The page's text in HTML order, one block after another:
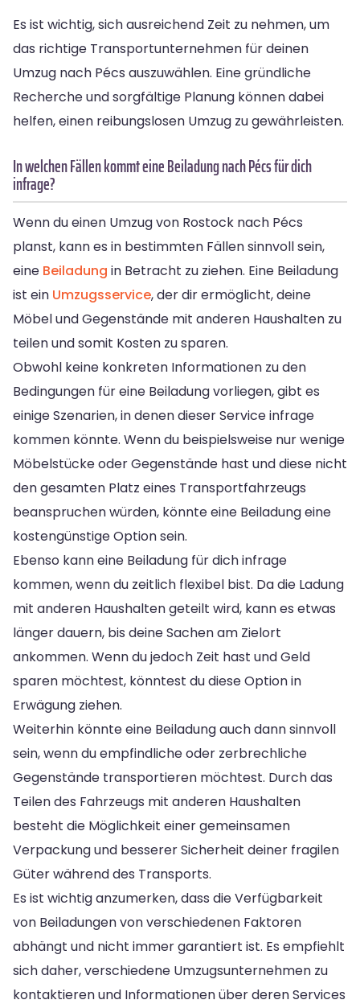
Es ist wichtig, sich ausreichend Zeit zu nehmen, um
das richtige Transportunternehmen für deinen
Umzug nach Pécs auszuwählen. Eine gründliche
Recherche und sorgfältige Planung können dabei
helfen, einen reibungslosen Umzug zu gewährleisten.
In welchen Fällen kommt eine Beiladung nach Pécs für dich
infrage?
Wenn du einen Umzug von Rostock nach Pécs
planst, kann es in bestimmten Fällen sinnvoll sein,
eine Beiladung in Betracht zu ziehen. Eine Beiladung
ist ein Umzugsservice, der dir ermöglicht, deine
Möbel und Gegenstände mit anderen Haushalten zu
teilen und somit Kosten zu sparen.
Obwohl keine konkreten Informationen zu den
Bedingungen für eine Beiladung vorliegen, gibt es
einige Szenarien, in denen dieser Service infrage
kommen könnte. Wenn du beispielsweise nur wenige
Möbelstücke oder Gegenstände hast und diese nicht
den gesamten Platz eines Transportfahrzeugs
beanspruchen würden, könnte eine Beiladung eine
kostengünstige Option sein.
Ebenso kann eine Beiladung für dich infrage
kommen, wenn du zeitlich flexibel bist. Da die Ladung
mit anderen Haushalten geteilt wird, kann es etwas
länger dauern, bis deine Sachen am Zielort
ankommen. Wenn du jedoch Zeit hast und Geld
sparen möchtest, könntest du diese Option in
Erwägung ziehen.
Weiterhin könnte eine Beiladung auch dann sinnvoll
sein, wenn du empfindliche oder zerbrechliche
Gegenstände transportieren möchtest. Durch das
Teilen des Fahrzeugs mit anderen Haushalten
besteht die Möglichkeit einer gemeinsamen
Verpackung und besserer Sicherheit deiner fragilen
Güter während des Transports.
Es ist wichtig anzumerken, dass die Verfügbarkeit
von Beiladungen von verschiedenen Faktoren
abhängt und nicht immer garantiert ist. Es empfiehlt
sich daher, verschiedene Umzugsunternehmen zu
kontaktieren und Informationen über deren Services